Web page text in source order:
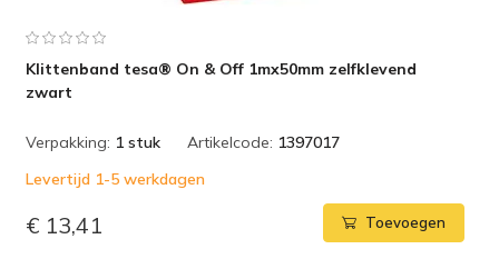
Klittenband tesa® On & Off 1mx50mm zelfklevend
zwart
Verpakking: 1 stuk Artikelcode: 1397017
Levertijd 1-5 werkdagen
€ 13,41 Toevoegen